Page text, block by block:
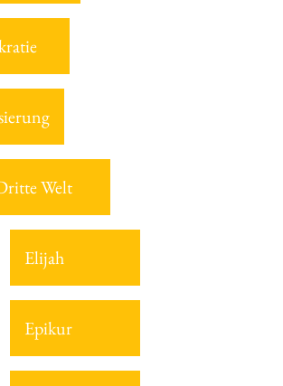
Welt
Elijah
Epikur